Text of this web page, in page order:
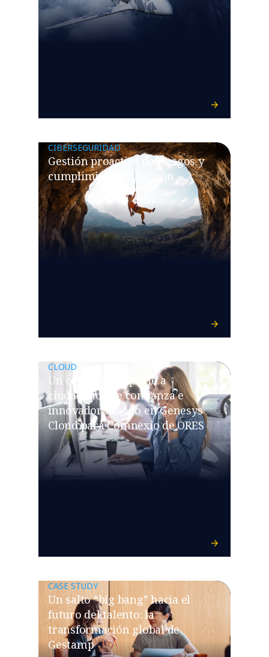
CIBERSEGURIDAD
Gestión proactiva de riesgos y
cumplimiento en acción
CLOUD
Un centro de soporte a
ciudadanos de confianza e
innovador basado en Genesys
Cloud para Comnexio de ORES
CASE STUDY
Un salto “big bang” hacia el
futuro del talento: la
transformación global de
Gestamp